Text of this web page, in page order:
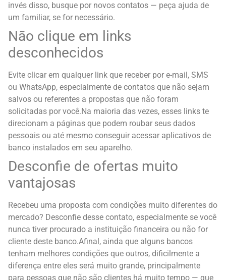
invés disso, busque por novos contatos — peça ajuda de
um familiar, se for necessário.
Não clique em links
desconhecidos
Evite clicar em qualquer link que receber por e-mail, SMS
ou WhatsApp, especialmente de contatos que não sejam
salvos ou referentes a propostas que não foram
solicitadas por você. Na maioria das vezes, esses links te
direcionam a páginas que podem roubar seus dados
pessoais ou até mesmo conseguir acessar aplicativos de
banco instalados em seu aparelho.
Desconfie de ofertas muito
vantajosas
Recebeu uma proposta com condições muito diferentes do
mercado? Desconfie desse contato, especialmente se você
nunca tiver procurado a instituição financeira ou não for
cliente deste banco.Afinal, ainda que alguns bancos
tenham melhores condições que outros, dificilmente a
diferença entre eles será muito grande, principalmente
para pessoas que não são clientes há muito tempo — que